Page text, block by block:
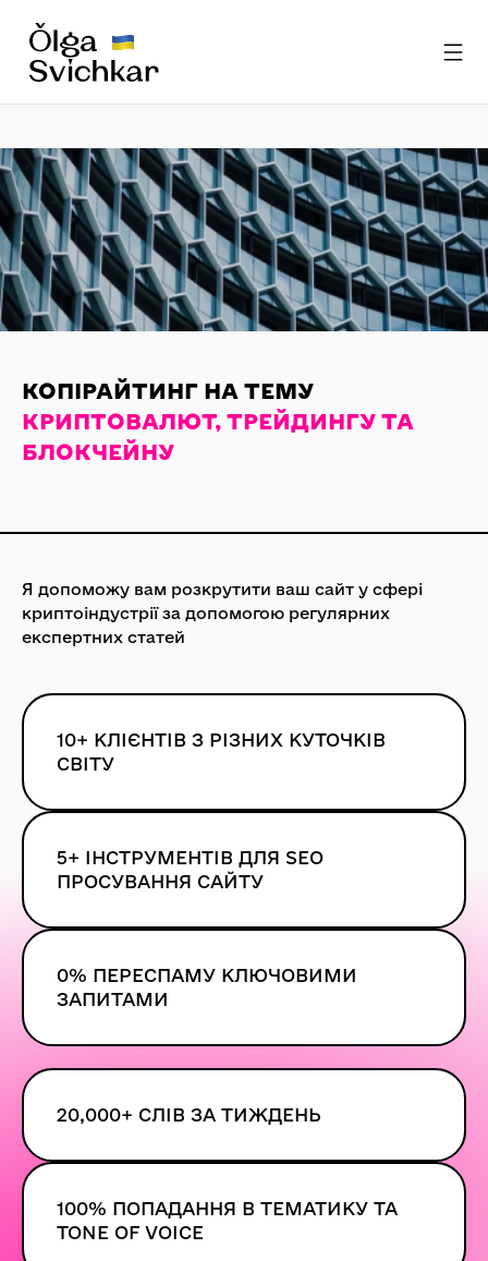
КОПІРАЙТИНГ НА ТЕМУ
КРИПТОВАЛЮТ, ТРЕЙДИНГУ ТА
БЛОКЧЕЙНУ
Я допоможу вам розкрутити ваш сайт у сфері
криптоіндустрії за допомогою регулярних
експертних статей
20,000+ СЛІВ ЗА ТИЖДЕНЬ
100% ПОПАДАННЯ В ТЕМАТИКУ ТА
TONE OF VOICE
10+ КЛІЄНТІВ З РІЗНИХ КУТОЧКІВ
СВІТУ
5+ ІНСТРУМЕНТІВ ДЛЯ SEO
ПРОСУВАННЯ САЙТУ
0% ПЕРЕСПАМУ КЛЮЧОВИМИ
ЗАПИТАМИ